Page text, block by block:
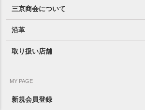
三京商会について
沿革
取り扱い店舗
MY PAGE
新規会員登録